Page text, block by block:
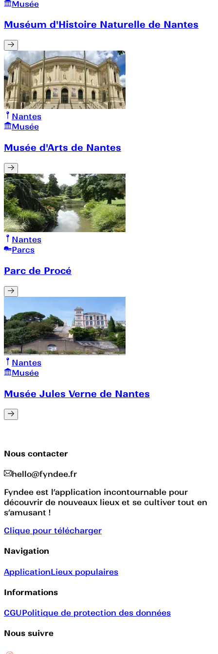
Musée
Muséum d'Histoire Naturelle de Nantes
Nantes
Musée
Musée d'Arts de Nantes
Nantes
Parcs
Parc de Procé
Nantes
Musée
Musée Jules Verne de Nantes
Nous contacter
hello@fyndee.fr
Fyndee est l’application incontournable pour
découvrir de nouveaux lieux et se cultiver tout en
s’amusant !
Clique pour télécharger
Navigation
ApplicationLieux populaires
Informations
CGUPolitique de protection des données
Nous suivre